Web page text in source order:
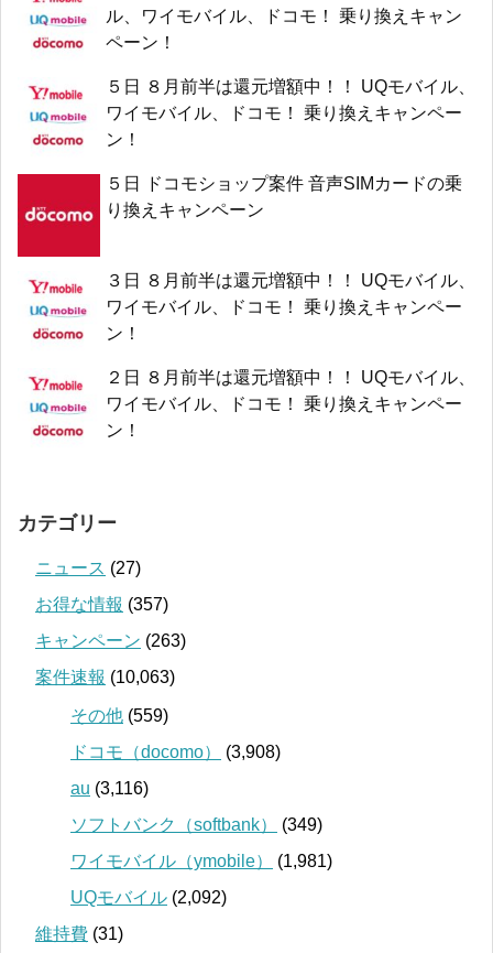
ル、ワイモバイル、ドコモ！ 乗り換えキャン
ペーン！
５日 ８月前半は還元増額中！！ UQモバイル、
ワイモバイル、ドコモ！ 乗り換えキャンペー
ン！
５日 ドコモショップ案件 音声SIMカードの乗
り換えキャンペーン
３日 ８月前半は還元増額中！！ UQモバイル、
ワイモバイル、ドコモ！ 乗り換えキャンペー
ン！
２日 ８月前半は還元増額中！！ UQモバイル、
ワイモバイル、ドコモ！ 乗り換えキャンペー
ン！
カテゴリー
ニュース (27)
お得な情報 (357)
キャンペーン (263)
案件速報 (10,063)
その他 (559)
ドコモ（docomo）
(3,908)
au (3,116)
ソフトバンク（softbank）
(349)
ワイモバイル（ymobile）
(1,981)
UQモバイル (2,092)
維持費 (31)